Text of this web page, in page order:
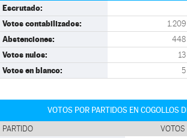
Escrutado:
Votos contabilizados: 1.209
Abstenciones: 448
Votos nulos: 13
Votos en blanco: 5
VOTOS POR PARTIDOS EN COGOLLOS
PARTIDO VOTOS